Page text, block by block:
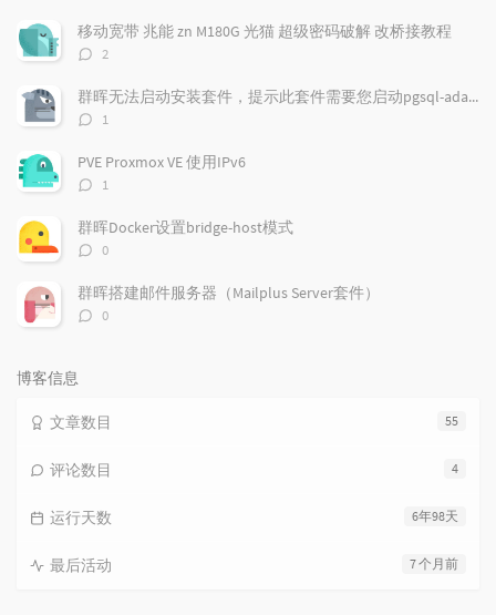
文
章
评
论
文
章
移动宽带 兆能 zn M180G 光猫 超级密码破解 改桥接教程
评
数：
2
群晖无法启动安装套件，提示此套件需要您启动pgsql-adapter.service
评
数：
1
PVE Proxmox VE 使用IPv6
评
数：
1
群晖Docker设置bridge-host模式
评
数：
0
群晖搭建邮件服务器（Mailplus Server套件）
评
0
博客信息
55
文章数目
4
评论数目
6年98天
运行天数
7 个月前
最后活动